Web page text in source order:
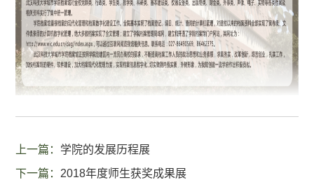
上一篇： 学院的发展历程展
下一篇： 2018年度师生获奖成果展